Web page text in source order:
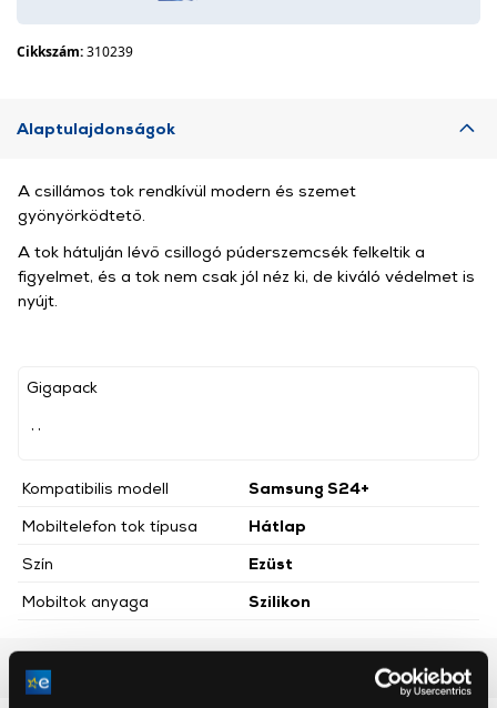
Cikkszám:310239
Alaptulajdonságok
Gigapack
Kompatibilis modell
Samsung S24+
Mobiltelefon tok típusa
Hátlap
Szín
Ezüst
Mobiltok anyaga
Szilikon
A csillámos tok rendkívül modern és szemet
gyönyörködtető.
A tok hátulján lévő csillogó púderszemcsék felkeltik a
figyelmet, és a tok nem csak jól néz ki, de kiváló védelmet is
nyújt.
Részletes ismertető